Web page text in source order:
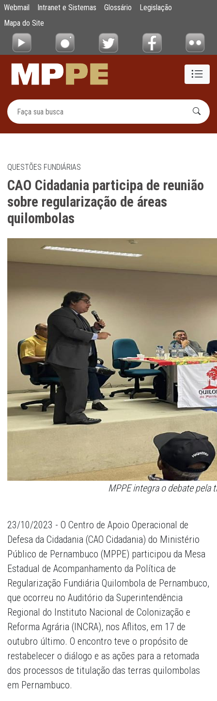
Pular para o Conteúdo principal
CAO Cidadania participa de reunião sobre
Webmail Intranet e Sistemas Glossário
Legislação
Mapa do Site
QUESTÕES FUNDIÁRIAS
CAO Cidadania participa de reunião
sobre regularização de áreas
quilombolas
MPPE integra o debate
23/10/2023 - O Centro de Apoio Operacional de
Defesa da Cidadania (CAO Cidadania) do Ministério
Público de Pernambuco (MPPE) participou da Mesa
Estadual de Acompanhamento da Política de
Regularização Fundiária Quilombola de Pernambuco,
que ocorreu no Auditório da Superintendência
Regional do Instituto Nacional de Colonização e
Reforma Agrária (INCRA), nos Aflitos, em 17 de
outubro último. O encontro teve o propósito de
restabelecer o diálogo e as ações para a retomada
dos processos de titulação das terras quilombolas
em Pernambuco.